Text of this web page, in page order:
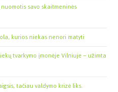
savo skaitmeninės
kurios niekas nenori matyti
tvarkymo įmonėje Vilniuje – užimta
tačiau valdymo krizė liks.